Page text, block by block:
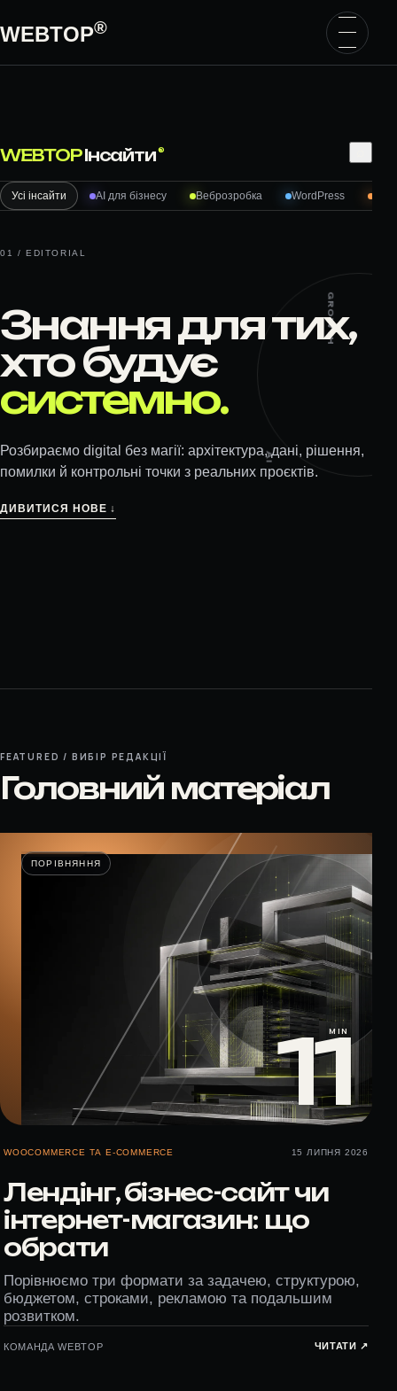
WEBTOP®
WEBTOPІнсайти ®
Пошук
Усі інсайти AI для бізнесу Веброзробка WordPress
01 / EDITORIAL
Знання для тих,
хто будує
системно.
Розбираємо digital без магії: архітектура, дані, рішення,
помилки й контрольні точки з реальних проєктів.
ДИВИТИСЯ НОВЕ ↓
GROWTH
FEATURED / ВИБІР РЕДАКЦІЇ
Головний матеріал
ПОРІВНЯННЯ
11
MIN
WOOCOMMERCE ТА E-COMMERCE 15 ЛИПНЯ 2026
Лендінг, бізнес-сайт чи
інтернет-магазин: що
обрати
Порівнюємо три формати за задачею, структурою,
бюджетом, строками, рекламою та подальшим
розвитком.
КОМАНДА WEBTOP ЧИТАТИ ↗︎